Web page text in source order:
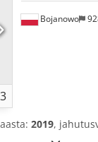
3
Bojanowo
2019,